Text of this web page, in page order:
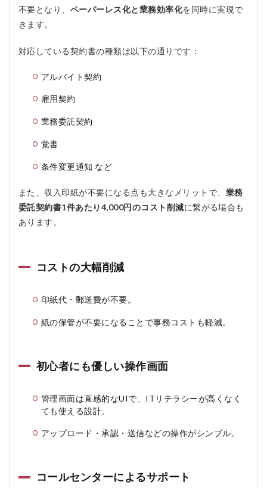
1.4
スマ
ート
イス
2
ハウ
ンド
パン
コ
評判
2.1
ンド
ジャ
コミ
ハウ
ンド
ジャ
パン
コミ
ンド
ジャ
の料
3.1
不要となり、 ペーパーレス化と業務効率化を同時に実現で
きます。
対応している契約書の種類は以下の通りです：
アルバイト契約
雇用契約
業務委託契約
覚書
条件変更通知 など
また、収入印紙が不要になる点も大きなメリットで、 業務
委託契約書1件あたり4,000円のコスト削減に繋がる場合も
あります。
コストの大幅削減
印紙代・郵送費が不要。
紙の保管が不要になることで事務コストも軽減。
初心者にも優しい操作画面
管理画面は直感的なUIで、ITリテラシーが高くなく
ても使える設計。
アップロード・承認・送信などの操作がシンプル。
コールセンターによるサポート